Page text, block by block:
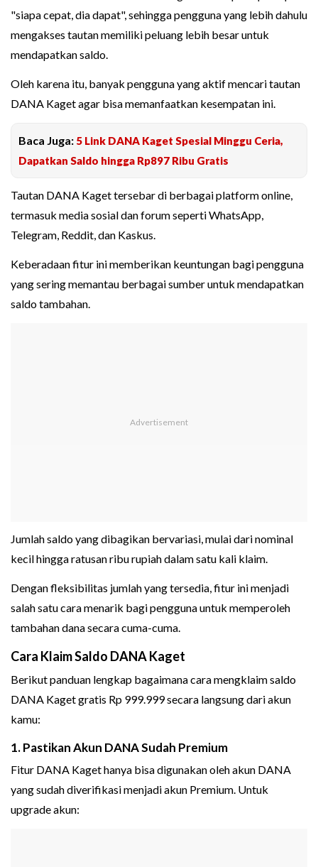
"siapa cepat, dia dapat", sehingga pengguna yang lebih dahulu
mengakses tautan memiliki peluang lebih besar untuk
mendapatkan saldo.
Oleh karena itu, banyak pengguna yang aktif mencari tautan
DANA Kaget agar bisa memanfaatkan kesempatan ini.
Baca Juga: 5 Link DANA Kaget Spesial Minggu Ceria,
Dapatkan Saldo hingga Rp897 Ribu Gratis
Tautan DANA Kaget tersebar di berbagai platform online,
termasuk media sosial dan forum seperti WhatsApp,
Telegram, Reddit, dan Kaskus.
Keberadaan fitur ini memberikan keuntungan bagi pengguna
yang sering memantau berbagai sumber untuk mendapatkan
saldo tambahan.
Jumlah saldo yang dibagikan bervariasi, mulai dari nominal
kecil hingga ratusan ribu rupiah dalam satu kali klaim.
Dengan fleksibilitas jumlah yang tersedia, fitur ini menjadi
salah satu cara menarik bagi pengguna untuk memperoleh
tambahan dana secara cuma-cuma.
Cara Klaim Saldo DANA Kaget
Berikut panduan lengkap bagaimana cara mengklaim saldo
DANA Kaget gratis Rp 999.999 secara langsung dari akun
kamu:
1. Pastikan Akun DANA Sudah Premium
Fitur DANA Kaget hanya bisa digunakan oleh akun DANA
yang sudah diverifikasi menjadi akun Premium. Untuk
upgrade akun: